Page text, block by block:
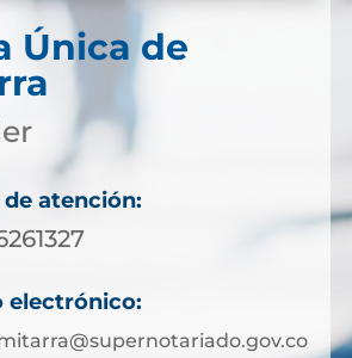
Única de
de atención:
electrónico: